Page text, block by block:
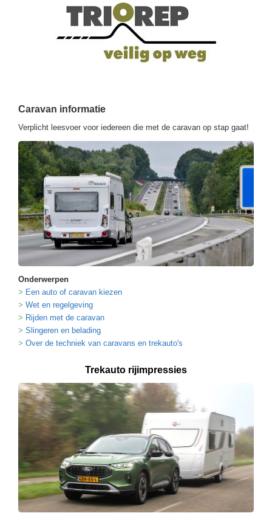
Caravan informatie
Verplicht leesvoer voor iedereen die met de caravan op stap gaat!
Onderwerpen
Een auto of caravan kiezen
Wet en regelgeving
Rijden met de caravan
Slingeren en belading
Over de techniek van caravans en trekauto's
Trekauto rijimpressies